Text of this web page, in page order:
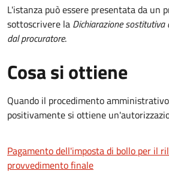
L'istanza può essere presentata da un
sottoscrivere la Dichiarazione
dal procuratore.
Cosa si ottiene
Quando il procedimento
positivamente si ottiene
Pagamento dell'imposta di bollo per il
provvedimento finale